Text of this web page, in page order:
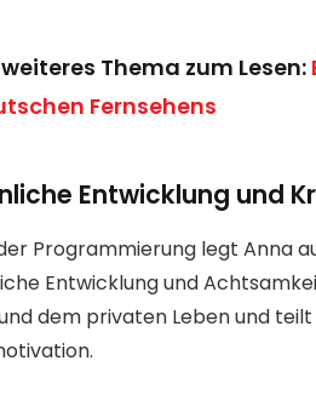
weiteres Thema zum Lesen:
Fernsehens
Entwicklung und
Programmierung legt Anna
Entwicklung und
dem privaten Leben und